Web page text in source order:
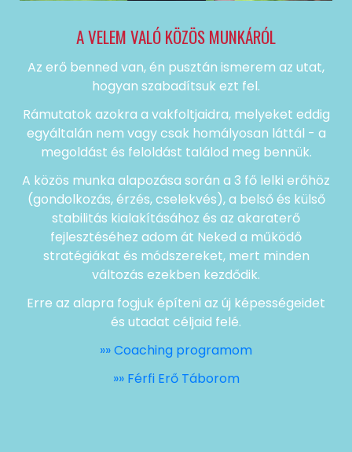
A VELEM VALÓ KÖZÖS MUNKÁRÓL
Az erő benned van, én pusztán ismerem az utat,
hogyan szabadítsuk ezt fel.
Rámutatok azokra a vakfoltjaidra, melyeket eddig
egyáltalán nem vagy csak homályosan láttál - a
megoldást és feloldást találod meg bennük.
A közös munka alapozása során a 3 fő lelki erőhöz
(gondolkozás, érzés, cselekvés), a belső és külső
stabilitás kialakításához és az akaraterő
fejlesztéséhez adom át Neked a működő
stratégiákat és módszereket, mert minden
változás ezekben kezdődik.
Erre az alapra fogjuk építeni az új képességeidet
és utadat céljaid felé.
»» Coaching programom
»» Férfi Erő Táborom